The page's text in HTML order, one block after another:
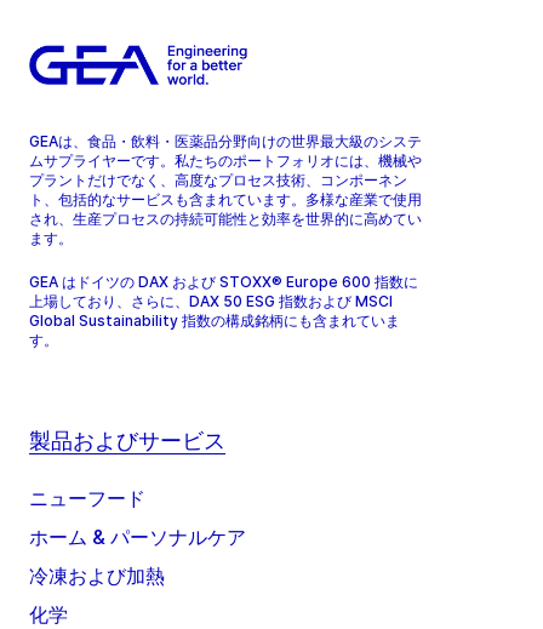
GEAは、食品・飲料・医薬品分野向けの世界最大級のシステ
ムサプライヤーです。私たちのポートフォリオには、機械や
プラントだけでなく、高度なプロセス技術、コンポーネン
ト、包括的なサービスも含まれています。多様な産業で使用
され、生産プロセスの持続可能性と効率を世界的に高めてい
ます。
GEA はドイツの DAX および STOXX® Europe 600 指数に
上場しており、さらに、DAX 50 ESG 指数および MSCI
Global Sustainability 指数の構成銘柄にも含まれていま
す。
製品およびサービス
ニューフード
ホーム & パーソナルケア
冷凍および加熱
化学